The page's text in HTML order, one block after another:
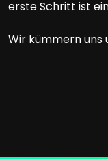
erste Schritt ist
Wir kümmern uns